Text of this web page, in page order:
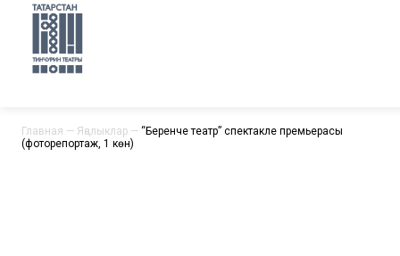
Главная — Яңалыклар — “Беренче театр” спектакле премьерасы
(фоторепортаж, 1 көн)